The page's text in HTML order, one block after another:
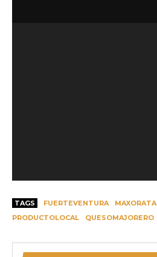
TAGS FUERTEVENTURA MAXORATA
PRODUCTOLOCAL
QUESOMAJORERO